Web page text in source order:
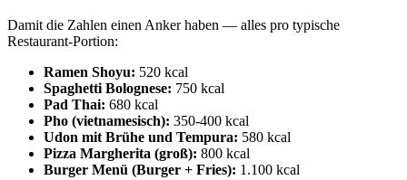
Damit die Zahlen einen Anker haben — alles pro typische
Restaurant-Portion:
Ramen Shoyu: 520 kcal
Spaghetti Bolognese: 750 kcal
Pad Thai: 680 kcal
Pho (vietnamesisch): 350-400 kcal
Udon mit Brühe und Tempura: 580 kcal
Pizza Margherita (groß): 800 kcal
Burger Menü (Burger + Fries): 1.100 kcal